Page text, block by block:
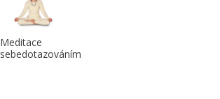
Meditace
sebedotazováním